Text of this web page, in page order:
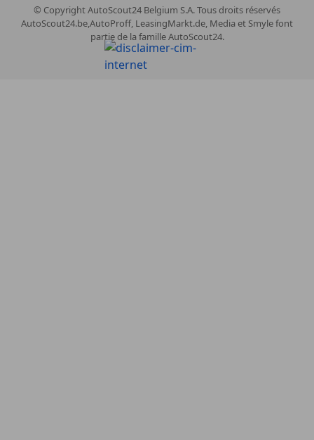
© CopyrightAutoScout24 Belgium S.A. Tous droits réservés
AutoScout24.be,AutoProff, LeasingMarkt.de, Media et Smyle font
partie de la famille AutoScout24.